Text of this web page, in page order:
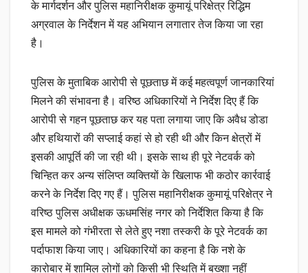
के मार्गदर्शन और पुलिस महानिरीक्षक कुमायूं परिक्षेत्र रिद्धिम
अग्रवाल के निर्देशन में यह अभियान लगातार तेज किया जा रहा
है।
पुलिस के मुताबिक आरोपी से पूछताछ में कई महत्वपूर्ण जानकारियां
मिलने की संभावना है। वरिष्ठ अधिकारियों ने निर्देश दिए हैं कि
आरोपी से गहन पूछताछ कर यह पता लगाया जाए कि अवैध डोडा
और हथियारों की सप्लाई कहां से हो रही थी और किन क्षेत्रों में
इसकी आपूर्ति की जा रही थी। इसके साथ ही पूरे नेटवर्क को
चिन्हित कर अन्य संलिप्त व्यक्तियों के खिलाफ भी कठोर कार्रवाई
करने के निर्देश दिए गए हैं। पुलिस महानिरीक्षक कुमायूं परिक्षेत्र ने
वरिष्ठ पुलिस अधीक्षक ऊधमसिंह नगर को निर्देशित किया है कि
इस मामले को गंभीरता से लेते हुए नशा तस्करी के पूरे नेटवर्क का
पर्दाफाश किया जाए। अधिकारियों का कहना है कि नशे के
कारोबार में शामिल लोगों को किसी भी स्थिति में बख्शा नहीं